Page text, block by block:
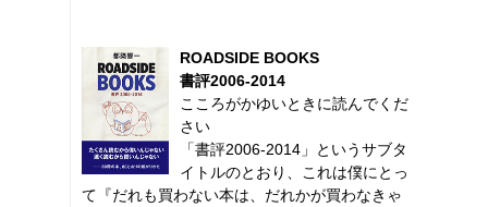
ROADSIDE BOOKS
書評2006-2014
こころがかゆいときに読んでくだ
さい
「書評2006-2014」というサブタ
イトルのとおり、これは僕にとっ
て『だれも買わない本は、だれかが買わなきゃ